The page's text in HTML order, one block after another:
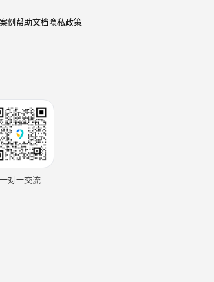
例帮助文档隐私政策
一对一交流